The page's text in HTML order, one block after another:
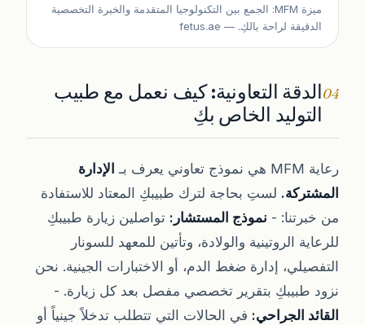
ميزة MFM: الجمع بين التكنولوجيا المتقدمة والخبرة التخصصية
الدقيقة لراحة بالكِ. — fetus.ae
04الدقة التعاونية: كيف نعمل مع طبيب
التوليد الخاص بكِ
رعاية MFM هي نموذج تعاوني يعرف بـ
الإدارة
المشتركة. لستِ بحاجة لترك طبيبكِ المعتاد للاستفادة
من خبرتنا: - نموذج المستشار: تواصلين زيارة طبيبكِ
للرعاية الروتينية والولادة، وتأتين للمعهد للسونار
التفصيلي، إدارة ضغط الدم، أو الاختبارات الجينية. نحن
نزود طبيبكِ بتقرير تخصصي مفصل بعد كل زيارة. -
القائد الجراحي: في الحالات التي تتطلب تدخلاً جينياً أو